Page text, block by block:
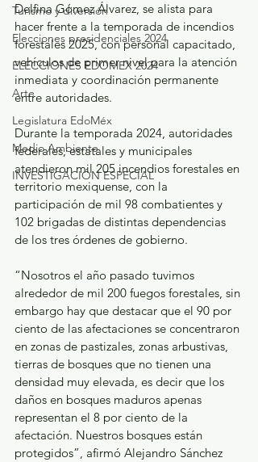
Turismo y diversión
Elecciones presidenciales 2024
ELECCIONES EDOMEX 2024
Arte
Legislatura EdoMéx
Medio Ambiente
INVESTIGACIÓN ESPECIAL
Delfina Gómez Álvarez, se alista para
hacer frente a la temporada de incendios
forestales 2025, con personal capacitado,
vehículos de primer nivel para la atención
inmediata y coordinación permanente
entre autoridades.
Durante la temporada 2024, autoridades
federales, estatales y municipales
atendieron mil 205 incendios forestales en
territorio mexiquense, con la
participación de mil 98 combatientes y
102 brigadas de distintas dependencias
de los tres órdenes de gobierno.
“Nosotros el año pasado tuvimos
alrededor de mil 200 fuegos forestales, sin
embargo hay que destacar que el 90 por
ciento de las afectaciones se concentraron
en zonas de pastizales, zonas arbustivas,
tierras de bosques que no tienen una
densidad muy elevada, es decir que los
daños en bosques maduros apenas
representan el 8 por ciento de la
afectación. Nuestros bosques están
protegidos”, afirmó Alejandro Sánchez